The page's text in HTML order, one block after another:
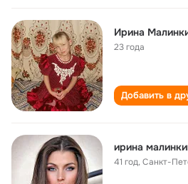
Ирина
23 года
Добавить в
ирина
41 год,Санкт-